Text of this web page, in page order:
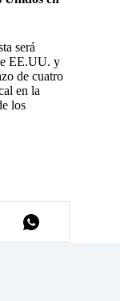
será
EE.UU. y
de cuatro
en la
los